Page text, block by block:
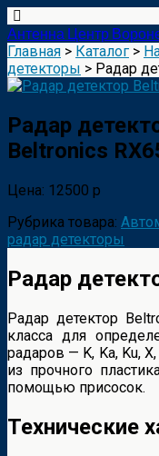
Антенна Центр
Главная > Каталог >
детекторы > Радар
Радар
Beltronics
Цена: 12500 р
Рубрика товара:
радар детекторы
Радар
Радар детектор
класса для
радаров — K, Ka, Ku,
из прочного
помощью присосок.
Технические